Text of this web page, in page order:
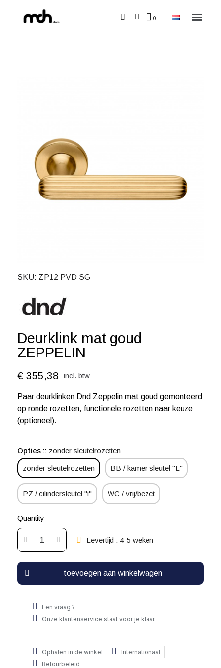
SKU ZP12 PVD SG
Deurklink mat goud
ZEPPELIN
€ 355,38 incl. btw
Paar deurklinken Dnd Zeppelin mat goud gemonteerd
op ronde rozetten, functionele rozetten naar keuze
(optioneel).
Opties : zonder sleutelrozetten
zonder sleutelrozetten BB / kamer sleutel "L"
PZ / cilindersleutel "i" WC / vrij/bezet
Quantity
Levertijd : 4-5 weken
toevoegen aan winkelwagen
Een vraag ?
Onze klantenservice staat voor je klaar.
Ophalen in de winkel
Internationaal
Retourbeleid